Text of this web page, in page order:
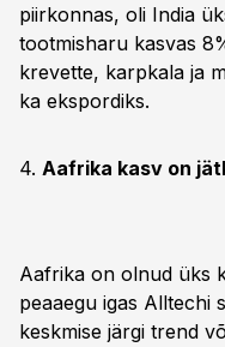
piirkonnas, oli India
tootmisharu kasvas
krevette, karpkala ja
ka ekspordiks.
4. Aafrika kasv on
Aafrika on olnud üks
peaaegu igas Alltechi
keskmise järgi trend